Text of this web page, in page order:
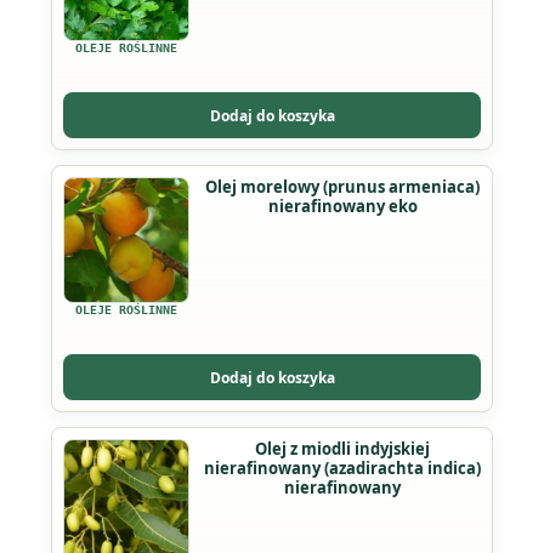
OLEJE ROŚLINNE
Dodaj do koszyka
wiele
wariantów.
można
wybrać
na
stronie
produktu
OLEJE ROŚLINNE
Olej morelowy (prunus armeniaca)
nierafinowany eko
Dodaj do koszyka
Olej z miodli indyjskiej
nierafinowany (azadirachta indica)
nierafinowany
Ten
produkt
ma
wiele